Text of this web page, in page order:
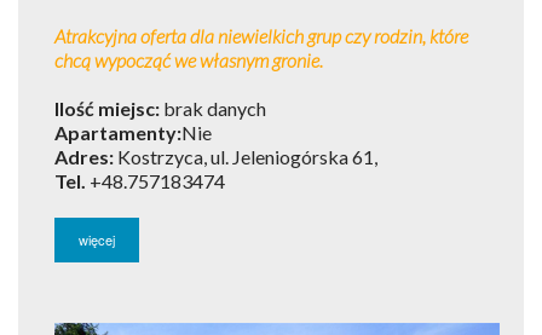
Atrakcyjna oferta dla niewielkich grup czy rodzin, które
chcą wypocząć we własnym gronie.
Ilość miejsc: brak danych
Apartamenty:Nie
Adres: Kostrzyca, ul. Jeleniogórska 61,
Tel. +48.757183474
więcej